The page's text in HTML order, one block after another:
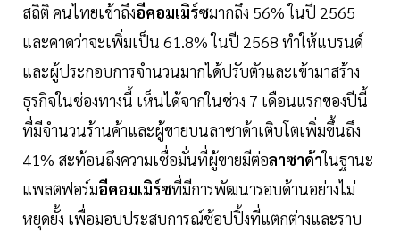
สถิติ คนไทยเข้าถึงอีคอมเมิร์ซมากถึง 56% ในปี 2565
และคาดว่าจะเพิ่มเป็น 61.8% ในปี 2568 ทำให้แบรนด์
และผู้ประกอบการจำนวนมากได้ปรับตัวและเข้ามาสร้าง
ธุรกิจในช่องทางนี้ เห็นได้จากในช่วง 7 เดือนแรกของปีนี้
ที่มีจำนวนร้านค้าและผู้ขายบนลาซาด้าเติบโตเพิ่มขึ้นถึง
41% สะท้อนถึงความเชื่อมั่นที่ผู้ขายมีต่อลาซาด้าในฐานะ
แพลตฟอร์มอีคอมเมิร์ซที่มีการพัฒนารอบด้านอย่างไม่
หยุดยั้ง เพื่อมอบประสบการณ์ช้อปปิ้งที่แตกต่างและราบ